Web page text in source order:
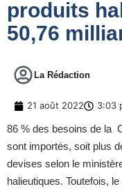
produits
50,76
La Rédaction
21 août 2022 3:03
86 % des besoins de la
sont importés, soit plus
devises selon le
halieutiques. Toutefois,